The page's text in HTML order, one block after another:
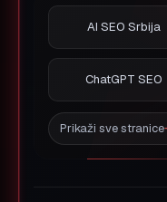
AI SEO Srbija
ChatGPT SEO
Prikaži sve stranice